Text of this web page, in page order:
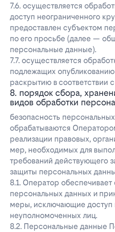
7.6. осуществляется
доступ неограниченного
предоставлен субъектом
по его просьбе (далее —
персональные данные).
7.7. осуществляется
подлежащих
раскрытию в соответствии
8. порядок сбора,
видов обработки
безопасность
обрабатываются
реализации правовых,
мер, необходимых для
требований действующего
защиты персональных
8.1. Оператор обеспечивает
персональных данных и
меры, исключающие
неуполномоченных лиц.
8.2. Персональные данные